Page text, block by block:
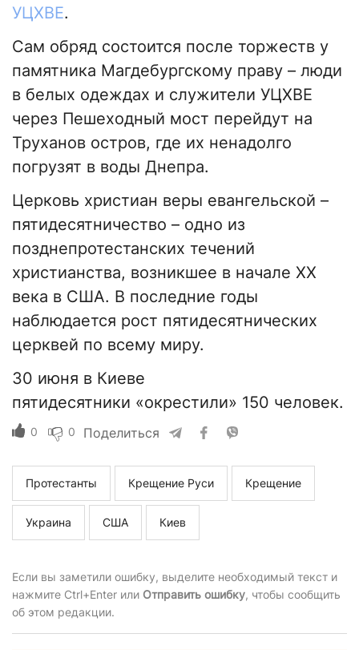
УЦХВЕ.
Сам обряд состоится после торжеств у
памятника Магдебургскому праву – люди
в белых одеждах и служители УЦХВЕ
через Пешеходный мост перейдут на
Труханов остров, где их ненадолго
погрузят в воды Днепра.
Церковь христиан веры евангельской –
пятидесятничество – одно из
позднепротестанских течений
христианства, возникшее в начале XX
века в США. В последние годы
наблюдается рост пятидесятнических
церквей по всему миру.
30 июня в Киеве
пятидесятники «окрестили» 150 человек.
0 0 Поделиться
Протестанты Крещение Руси Крещение
Украина США Киев
Если вы заметили ошибку, выделите необходимый текст и
нажмите Ctrl+Enter или Отправить ошибку, чтобы сообщить
об этом редакции.